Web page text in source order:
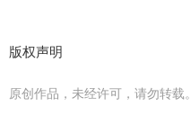
版权声明
原创作品，未经许可，请勿转载。